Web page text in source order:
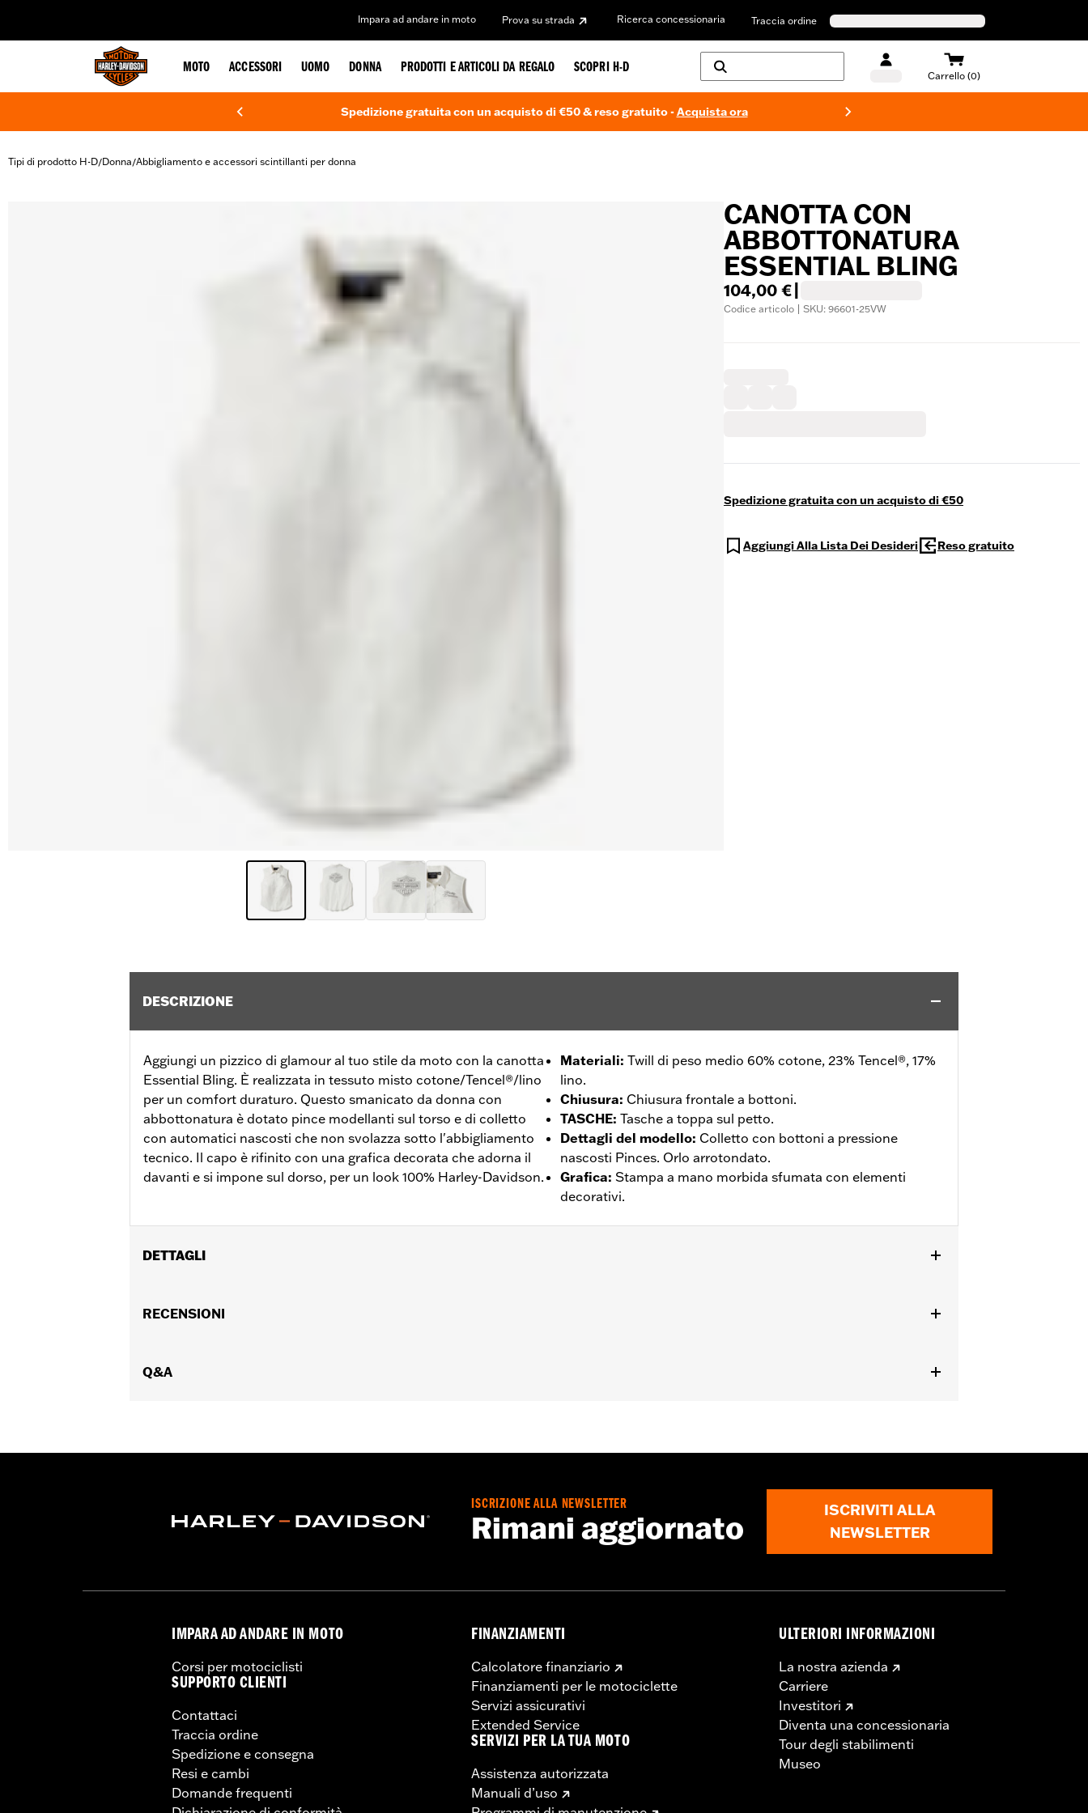
Impara ad andare in moto Prova su strada Ricerca concessionaria Traccia ordine
MOTO ACCESSORI UOMO DONNA PRODOTTI E ARTICOLI DA REGALO SCOPRI H-D
Carrello (0)
Spedizione gratuita con un acquisto di €50 & reso gratuito -Acquista ora
Tipi di prodotto H-D/Donna/Abbigliamento e accessori scintillanti per donna
CANOTTA CON
ABBOTTONATURA
ESSENTIAL BLING
104,00 €
Codice articolo | SKU: 96601-25VW
Spedizione gratuita con un acquisto di €50
Aggiungi Alla Lista Dei Desideri Reso gratuito
DESCRIZIONE
Aggiungi un pizzico di glamour al tuo stile da moto con la canotta
Essential Bling. È realizzata in tessuto misto cotone/Tencel®/lino
per un comfort duraturo. Questo smanicato da donna con
abbottonatura è dotato pince modellanti sul torso e di colletto
con automatici nascosti che non svolazza sotto l'abbigliamento
tecnico. Il capo è rifinito con una grafica decorata che adorna il
davanti e si impone sul dorso, per un look 100% Harley-Davidson.
Materiali: Twill di peso medio 60% cotone, 23% Tencel®, 17%
lino.
Chiusura: Chiusura frontale a bottoni.
TASCHE: Tasche a toppa sul petto.
Dettagli del modello: Colletto con bottoni a pressione
nascosti Pinces. Orlo arrotondato.
Grafica: Stampa a mano morbida sfumata con elementi
decorativi.
DETTAGLI
Caratteristiche funzionali:
RECENSIONI
Q&A
ISCRIZIONE ALLA NEWSLETTER
Rimani aggiornato
ISCRIVITI ALLA
NEWSLETTER
IMPARA AD ANDARE IN MOTO
Corsi per motociclisti
SUPPORTO CLIENTI
Contattaci
Traccia ordine
Spedizione e consegna
Resi e cambi
Domande frequenti
FINANZIAMENTI
Calcolatore finanziario
Finanziamenti per le motociclette
Servizi assicurativi
Extended Service
SERVIZI PER LA TUA MOTO
Assistenza autorizzata
Manuali d’uso
ULTERIORI INFORMAZIONI
La nostra azienda
Carriere
Investitori
Diventa una concessionaria
Tour degli stabilimenti
Museo